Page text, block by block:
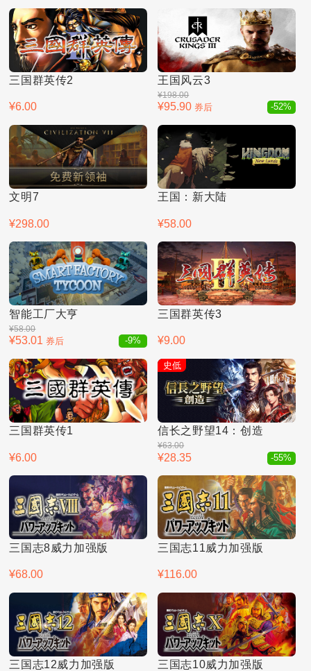
三国群英传2
¥6.00
王国风云3
¥198.00
¥95.90 券后 -52%
文明7
¥298.00
王国：新大陆
¥58.00
智能工厂大亨
¥58.00
¥53.01 券后 -9%
三国群英传3
¥9.00
三国群英传1
¥6.00
史低
信长之野望14：创造
¥63.00
¥28.35 -55%
三国志8威力加强版
¥68.00
三国志11威力加强版
¥116.00
三国志12威力加强版 三国志10威力加强版